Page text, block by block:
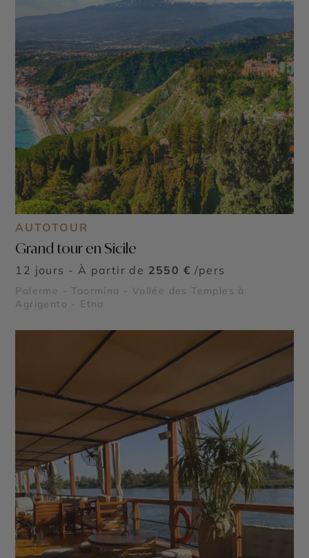
AUTOTOUR
Grand tour en Sicile
12 jours - À partir de 2550 € /pers
Palerme - Taormina - Vallée des Temples à
Agrigento - Etna